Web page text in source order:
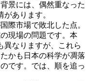
景には、偶然重なった
あります。
際市場で敗北した点。
現場の問題です。本
異なりますが、これら
かも日本の科学が凋落
です。では、順を追っ